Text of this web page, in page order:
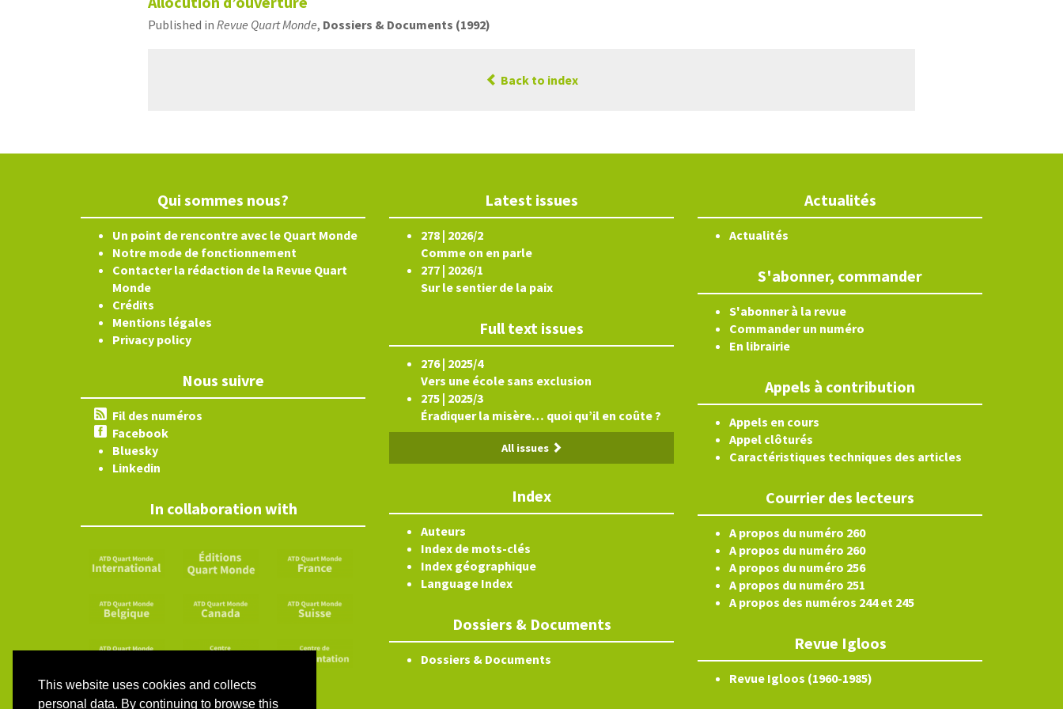
This website uses cookies and collects
personal data. By continuing to browse this
Published in Revue Quart Monde, Dossiers & Documents (1992)
Back to index
Qui sommes nous?
Un point de rencontre avec le Quart Monde
Notre mode de fonctionnement
Contacter la rédaction de la Revue Quart
Monde
Crédits
Mentions légales
Privacy policy
Nous suivre
Fil des numéros
Facebook
Bluesky
Linkedin
In collaboration with
Latest issues
278 | 2026/2
Comme on en parle
277 | 2026/1
Sur le sentier de la paix
Full text issues
276 | 2025/4
Vers une école sans exclusion
275 | 2025/3
Éradiquer la misère… quoi qu’il en coûte ?
All issues
Index
Auteurs
Index de mots-clés
Index géographique
Language Index
Dossiers & Documents
Dossiers & Documents
Actualités
Actualités
S'abonner, commander
S'abonner à la revue
Commander un numéro
En librairie
Appels à contribution
Appels en cours
Appel clôturés
Caractéristiques techniques des articles
Courrier des lecteurs
A propos du numéro 260
A propos du numéro 260
A propos du numéro 256
A propos du numéro 251
A propos des numéros 244 et 245
Revue Igloos
Revue Igloos (1960-1985)